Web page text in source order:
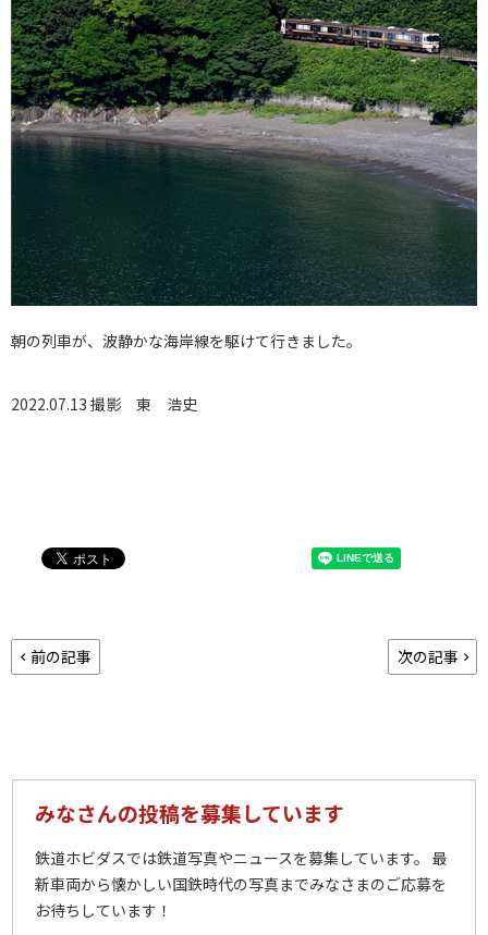
朝の列車が、波静かな海岸線を駆けて行きました。
2022.07.13 撮影 東 浩史
前の記事 次の記事
みなさんの投稿を募集しています
鉄道ホビダスでは鉄道写真やニュースを募集しています。 最
新車両から懐かしい国鉄時代の写真までみなさまのご応募を
お待ちしています！